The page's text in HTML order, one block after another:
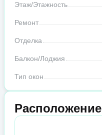
Этаж/Этажность
Ремонт
Отделка
Балкон/Лоджия
Тип окон
Расположение